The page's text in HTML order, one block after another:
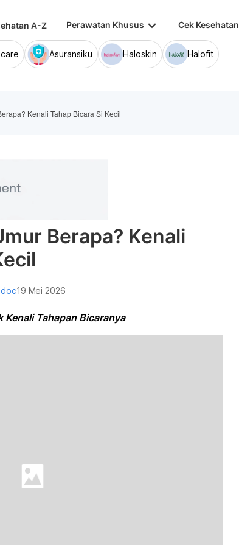
A-Z Perawatan Khusus keyboard_arrow_down Cek
Asuransiku Haloskin Halofit
Kenali Tahap Bicara Si Kecil
Berapa? Kenali
19 Mei 2026
Kenali Tahapan Bicaranya